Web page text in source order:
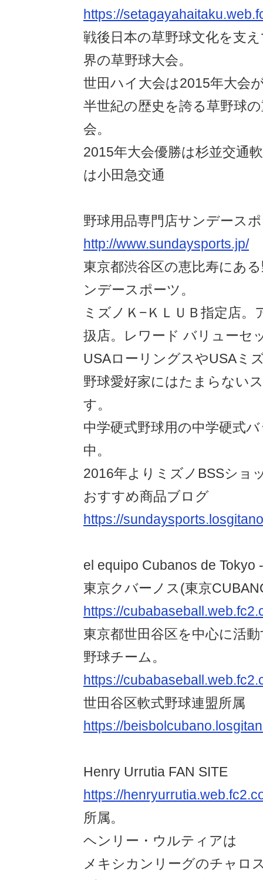
https://
戦後日本の草野球文化を支
界の草野球大会。
世田ハイ大会は2015年大会
半世紀の歴史を誇る草野球
会。
2015年大会優勝は杉並交通
は小田急交通
野球用品専門店サンデース
http://www.sundaysports.jp/
東京都渋谷区の恵比寿にあ
ンデースポーツ。
ミズノＫ−ＫＬＵＢ指定店。
扱店。レワード バリューセ
USAローリングスやUSAミ
野球愛好家にはたまらない
す。
中学硬式野球用の中学硬式
中。
2016年よりミズノBSSショ
おすすめ商品ブログ
https://
el equipo Cubanos de Tokyo
東京クバーノス(東京
https://
東京都世田谷区を中心に活
野球チーム。
https://
世田谷区軟式野球連盟所属
https://
Henry Urrutia FAN SITE
https://
所属。
ヘンリー・ウルティアは
メキシカンリーグのチャロ